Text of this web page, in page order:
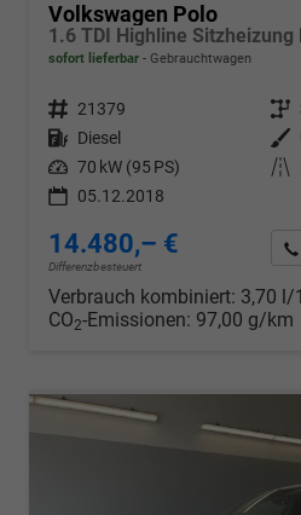
Volkswagen Polo
1.6 TDI Highline Sitzheizung
sofort lieferbar Gebrauchtwagen
Fahrzeugnr. 21379 Getriebe
Kraftstoff Diesel Außenfarbe
Leistung 70 kW (95 PS) Kilometerstand
05.12.2018
14.480,– €
Differenzbesteuert
Verbrauch kombiniert: 3,70 l/
CO2-Emissionen: 97,00 g/km